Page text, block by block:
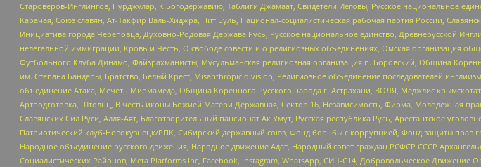
Староверов-Инглингов, Нурджулар, К Богодержавию, Таблиги Джамаат, Свидетели Иеговы, Русское национальное
Карачая, Союз славян, Ат-Такфир Валь-Хиджра, Пит Буль, Национал-социалистическая рабочая партия России,
Инициатива города Череповца, Духовно-Родовая Держава Русь, Русское национальное единство, Древнерусской
нелегальной иммиграции, Кровь и Честь, О свободе совести и о религиозных объединениях, Омская организация
Футбольного Клуба Динамо, Файзрахманисты, Мусульманская религиозная организация п. Боровский, Община
им. Степана Бандеры, Братство, Белый Крест, Misanthropic division, Религиозное объединение последователей
объединение Атака, Мечеть Мирмамеда, Община Коренного Русского народа г. Астрахани, ВОЛЯ, Меджлис
Артподготовка, Штольц, В честь иконы Божией Матери Державная, Сектор 16, Независимость, Фирма, Молодежная
Славянских Сил Руси, Алля-Аят, Благотворительный пансионат Ак Умут, Русская республика Русь, Арестантское
Патриотический клуб-Новокузнецк/РПК, Сибирский державный союз, Фонд борьбы с коррупцией, Фонд защиты прав
Народное объединение русского движения, Народное движение Адат, Народный совет граждан РСФСР СССР
Социалистических Районов, Meta Platforms Inc, Facebook, Instagram, WhatsApp, СИЧ-С14, Добровольческое Движение